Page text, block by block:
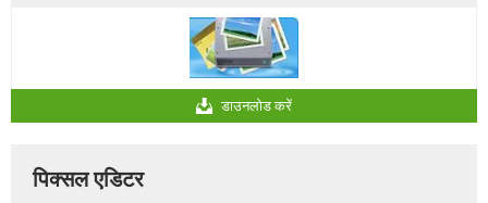
डाउनलोड करें
पिक्सल एडिटर